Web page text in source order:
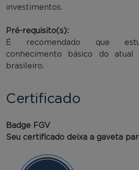
investimentos.
Pré-requisito(s):
É recomendado que
conhecimento básico do atual
brasileiro.
Certificado
Badge FGV
Seu certificado deixa a gaveta